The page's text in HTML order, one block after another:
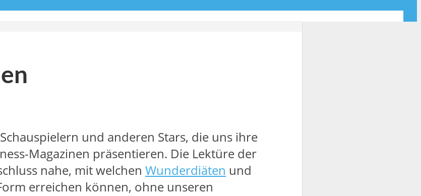
und anderen Stars, die uns ihre
Magazinen präsentieren. Die Lektüre der
nahe, mit welchen Wunderdiäten und
erreichen können, ohne unseren